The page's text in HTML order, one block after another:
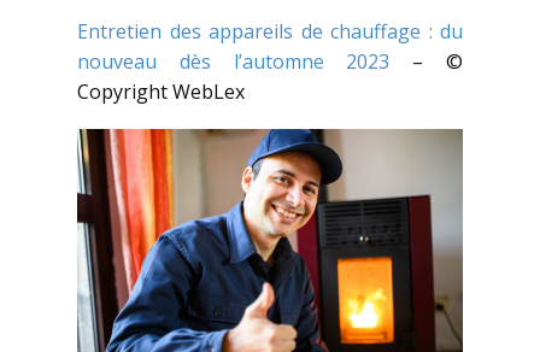
Entretien des appareils de chauffage : du
nouveau dès l’automne 2023 – ©
Copyright WebLex